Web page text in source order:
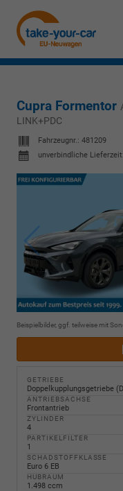
Cupra Formentor
LINK+PDC
Fahrzeugnr.: 481209
unverbindliche
Beispielbilder, ggf. teilweise mit
GETRIEBE
Doppelkupplungsgetriebe
ANTRIEBSACHSE
Frontantrieb
ZYLINDER
4
PARTIKELFILTER
1
SCHADSTOFFKLASSE
Euro 6 EB
HUBRAUM
1.498 ccm